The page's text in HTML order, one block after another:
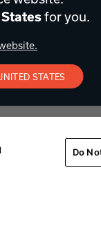
for you.
STATES
Do